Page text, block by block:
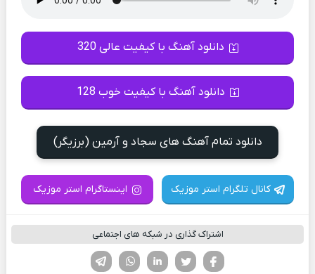
دانلود آهنگ با کیفیت عالی 320
دانلود آهنگ با کیفیت خوب 128
دانلود تمام آهنگ های سجاد و آرمین (برزیگر)
کانال تلگرام استر موزیک اینستاگرام استر موزیک
اشتراک گذاری در شبکه های اجتماعی
لینکدین تویتر
فیسوک